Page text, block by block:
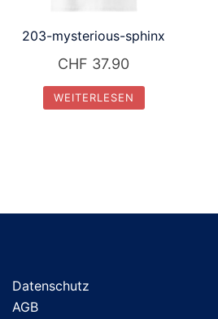
203-mysterious-sphinx
CHF 37.90
WEITERLESEN
Datenschutz
AGB